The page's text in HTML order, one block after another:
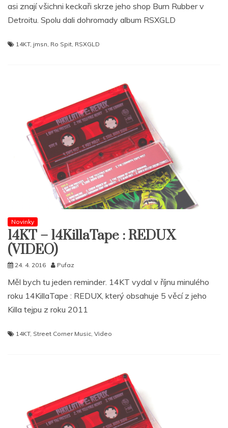
asi znají všichni keckaři skrze jeho shop Burn Rubber v
Detroitu. Spolu dali dohromady album RSXGLD
14KT, jmsn Ro Spit RSXGLD
Novinky
14KT – 14KillaTape : REDUX
(VIDEO)
24. 4. 2016 Pufaz
Měl bych tu jeden reminder. 14KT vydal v říjnu minulého
roku 14KillaTape : REDUX, který obsahuje 5 věcí z jeho
Killa tejpu z roku 2011
14KT, Street Corner Music, Video